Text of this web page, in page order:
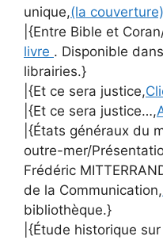
unique,(la couverture)
|{Entre Bible et
livre . Disponible
librairies.}
|{Et ce sera justice,
|{Et ce sera justice…,
|{États généraux du
outre-mer/
Frédéric
de la Communication,
bibliothèque.}
|{Étude historique